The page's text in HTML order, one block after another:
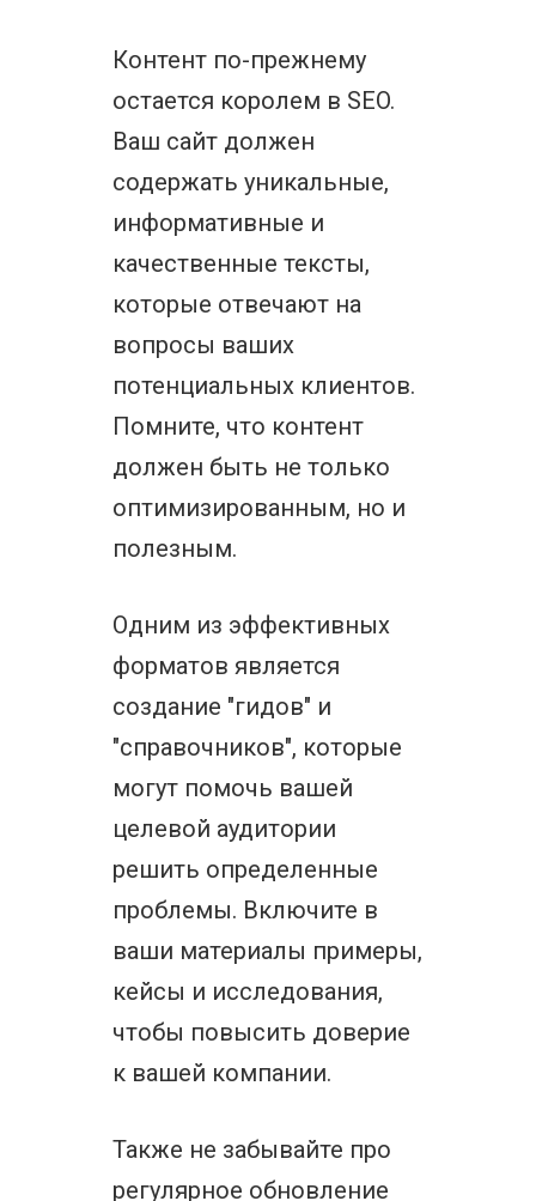
Контент по-прежнему
остается королем в SEO.
Ваш сайт должен
содержать уникальные,
информативные и
качественные тексты,
которые отвечают на
вопросы ваших
потенциальных клиентов.
Помните, что контент
должен быть не только
оптимизированным, но и
полезным.
Одним из эффективных
форматов является
создание "гидов" и
"справочников", которые
могут помочь вашей
целевой аудитории
решить определенные
проблемы. Включите в
ваши материалы примеры,
кейсы и исследования,
чтобы повысить доверие
к вашей компании.
Также не забывайте про
регулярное обновление